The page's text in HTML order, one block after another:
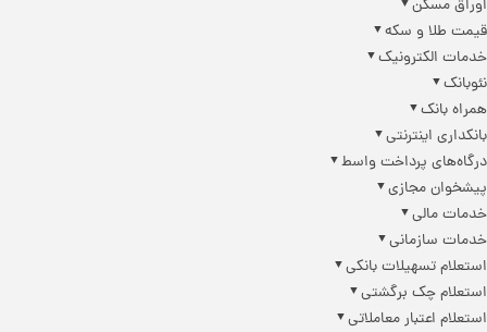
اوراق مسکن
قیمت طلا و سکه
خدمات الکترونیک
نئوبانک
همراه بانک
بانکداری اینترنتی
درگاه‌های پرداخت واسط
پیشخوان مجازی
خدمات مالی
خدمات سازمانی
استعلام تسهیلات بانکی
استعلام چک برگشتی
استعلام اعتبار معاملاتی